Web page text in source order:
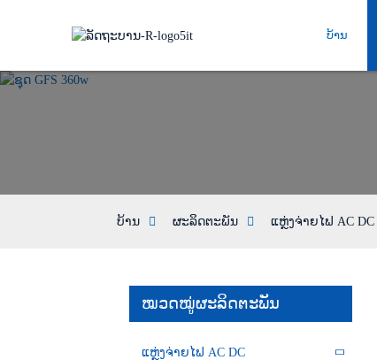
ບ້ານ
ບ້ານ ຜະລິດຕະພັນ ແຫຼ່ງຈ່າຍໄຟ AC DC
ໝວດໝູ່ຜະລິດຕະພັນ
ແຫຼ່ງຈ່າຍໄຟ AC DC